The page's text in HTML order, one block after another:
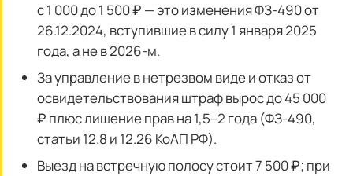
с 1 000 до 1 500 ₽ — это изменения ФЗ-490 от
26.12.2024, вступившие в силу 1 января 2025
года, а не в 2026-м.
За управление в нетрезвом виде и отказ от
освидетельствования штраф вырос до 45 000
₽ плюс лишение прав на 1,5–2 года (ФЗ-490,
статьи 12.8 и 12.26 КоАП РФ).
Выезд на встречную полосу стоит 7 500 ₽; при